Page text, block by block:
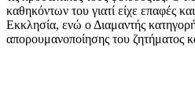
καθηκόντων του γιατί είχε επαφές
Εκκλησία, ενώ ο Διαμαντής
απορουμανοποίησης του ζητήματος